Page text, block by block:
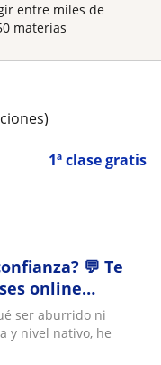
entre miles de
materias
1ª clase gratis
💬 Te
online
en
en
ser aburrido ni
y nivel nativo, he